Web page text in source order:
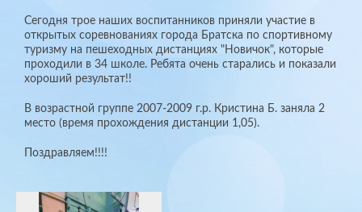
Сегодня трое наших воспитанников приняли участие в
открытых соревнованиях города Братска по спортивному
туризму на пешеходных дистанциях "Новичок", которые
проходили в 34 школе. Ребята очень старались и показали
хороший результат!!
В возрастной группе 2007-2009 г.р. Кристина Б. заняла 2
место (время прохождения дистанции 1,05).
Поздравляем!!!!